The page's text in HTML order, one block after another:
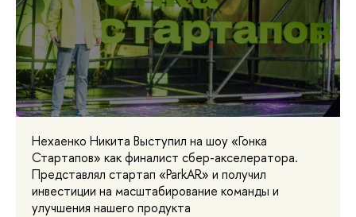
Нехаенко Никита Выступил на шоу «Гонка
Стартапов» как финалист сбер-акселератора.
Представлял стартап «ParkAR» и получил
инвестиции на масштабирование команды и
улучшения нашего продукта